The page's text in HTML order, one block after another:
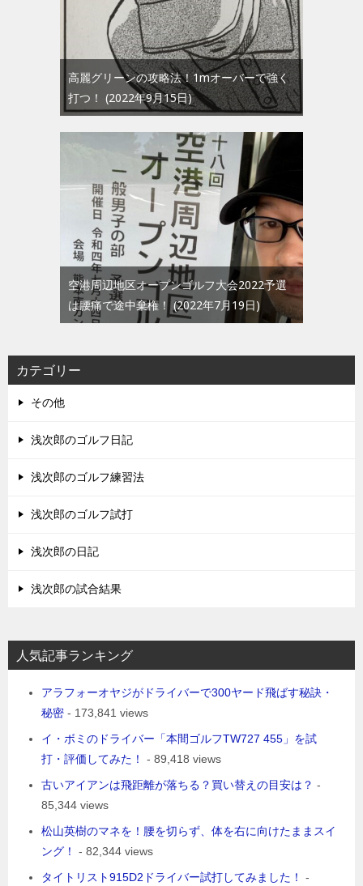
高麗グリーンの攻略法！1mオーバーで強く
打つ！
2022年9月15日
空港周辺地区オープンゴルフ大会2022予選
は腰痛で途中棄権！ 2022年7月19日
カテゴリー
その他
浅次郎のゴルフ日記
浅次郎のゴルフ練習法
浅次郎のゴルフ試打
浅次郎の日記
浅次郎の試合結果
人気記事ランキング
アラフォーオヤジがドライバーで300ヤード飛ばす秘訣・
秘密 - 173,841 views
イ・ボミのドライバー「本間ゴルフTW727 455」を試
打・評価してみた！
- 89,418 views
古いアイアンは飛距離が落ちる？買い替えの目安は？ -
85,344 views
松山英樹のマネを！腰を切らず、体を右に向けたままスイ
ング！
- 82,344 views
タイトリスト915D2ドライバー試打してみました！
-